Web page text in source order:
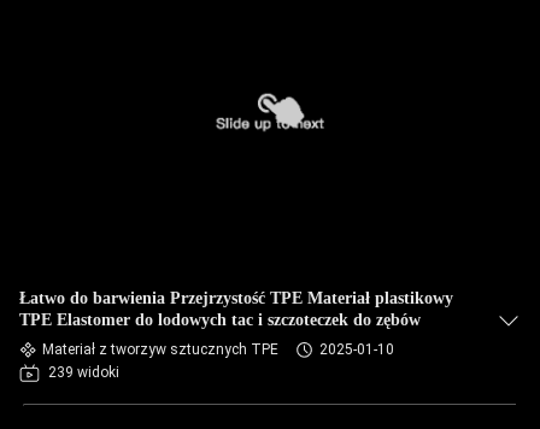
Łatwo do barwienia Przejrzystość TPE Materiał plastikowy
TPE Elastomer do lodowych tac i szczoteczek do zębów
Materiał z tworzyw sztucznych TPE
2025-01-10
239 widoki